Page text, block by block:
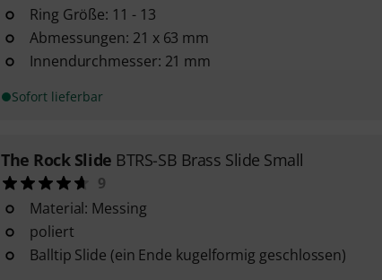
Ring Größe: 11 - 13
Abmessungen: 21 x 63 mm
Innendurchmesser: 21 mm
Sofort lieferbar
The Rock Slide BTRS-SB Brass Slide Small
9
Material: Messing
poliert
Balltip Slide (ein Ende kugelformig geschlossen)